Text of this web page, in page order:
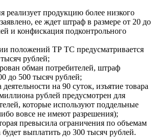
реализует продукцию более низкого
ее ждет штраф в размере от 20 до
и конфискация подконтрольного
положений ТР ТС предусматривается
рублей;
обман потребителей, штраф
до 500 тысяч рублей;
на 90 суток, изъятие товара
рублей предусмотрен для
которые используют поддельные
вовсе не имеют разрешения);
превысила ограничения по объемам
выплатить до 300 тысяч рублей.